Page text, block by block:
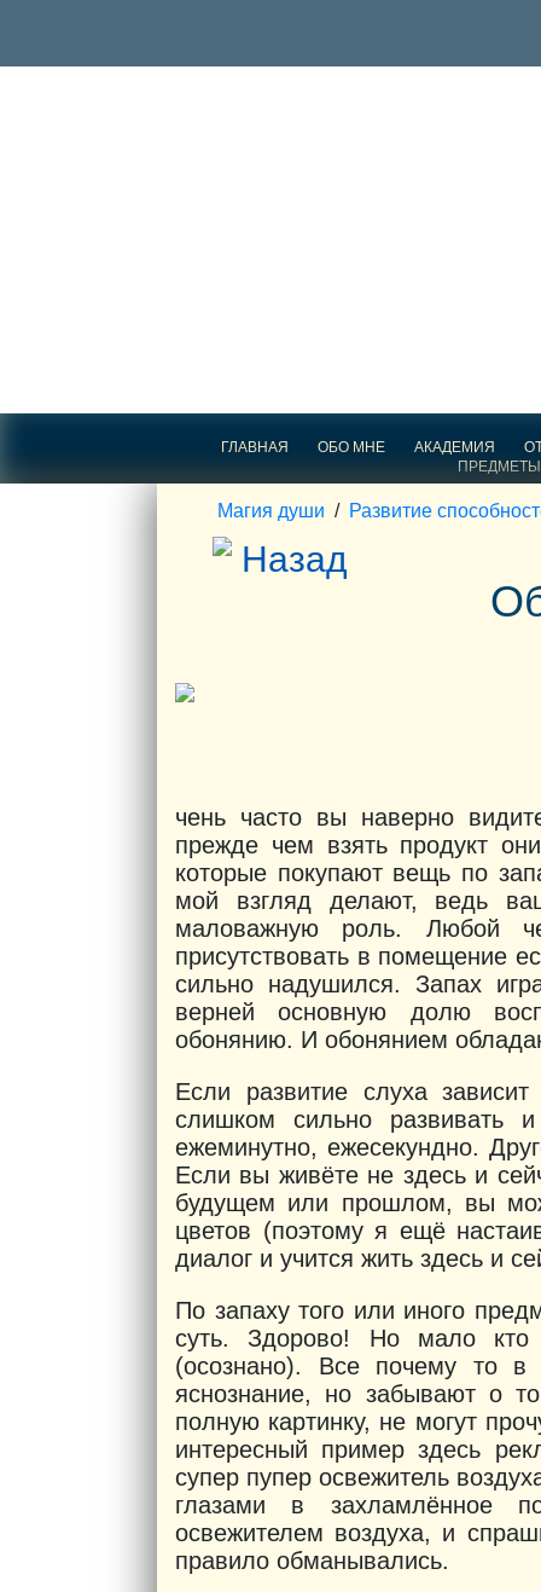
ГЛАВНАЯ ОБО МНЕ АКАДЕМИЯ
Магия души / Развитие
Назад
чень часто вы наверно
прежде чем взять продукт
которые покупают вещь по
мой взгляд делают, ведь
маловажную роль. Любой
присутствовать в помещение
сильно надушился. Запах
верней основную долю
обонянию. И обонянием
Если развитие слуха
слишком сильно
ежеминутно, ежесекундно.
Если вы живёте не здесь и
будущем или прошлом, вы
цветов (поэтому я ещё
диалог и учится жить здесь и
По запаху того или иного
суть. Здорово! Но мало кто
(осознано). Все почему то в
яснознание, но забывают о
полную картинку, не могут
интересный пример здесь
супер пупер освежитель
глазами в захламлённое
освежителем воздуха, и
правило обманывались.